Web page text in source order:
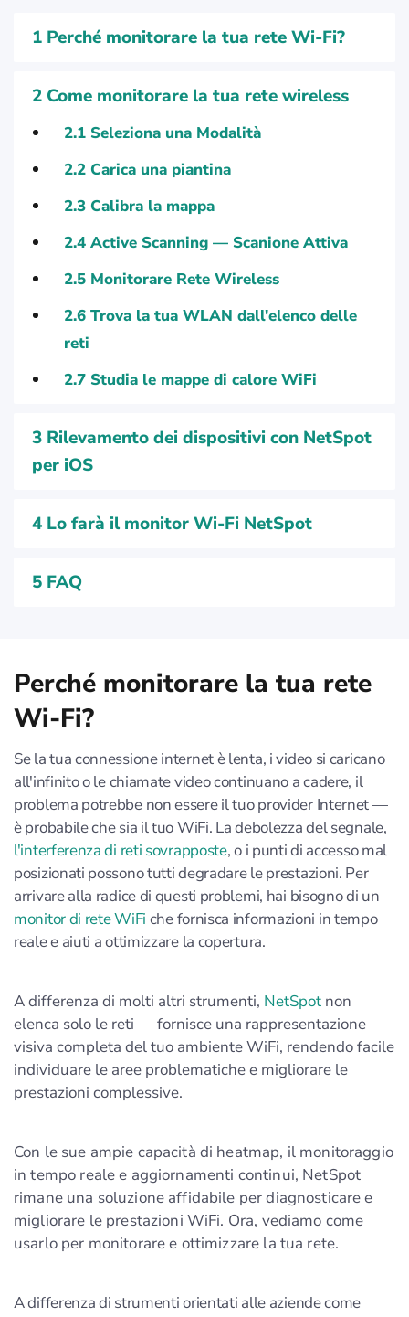
1 Perché monitorare la tua rete Wi-Fi?
2 Come monitorare la tua rete wireless
2.1 Seleziona una Modalità
2.2 Carica una piantina
2.3 Calibra la mappa
2.4 Active Scanning — Scanione Attiva
2.5 Monitorare Rete Wireless
2.6 Trova la tua WLAN dall'elenco delle
reti
2.7 Studia le mappe di calore WiFi
3 Rilevamento dei dispositivi con NetSpot
per iOS
4 Lo farà il monitor Wi-Fi NetSpot
5 FAQ
Perché monitorare la tua rete
Wi-Fi?
Se la tua connessione internet è lenta, i video si caricano
all'infinito o le chiamate video continuano a cadere, il
problema potrebbe non essere il tuo provider Internet —
è probabile che sia il tuo WiFi. La debolezza del segnale,
l'interferenza di reti sovrapposte, o i punti di accesso mal
posizionati possono tutti degradare le prestazioni. Per
arrivare alla radice di questi problemi, hai bisogno di un
monitor di rete WiFi che fornisca informazioni in tempo
reale e aiuti a ottimizzare la copertura.
A differenza di molti altri strumenti, NetSpot non
elenca solo le reti — fornisce una rappresentazione
visiva completa del tuo ambiente WiFi, rendendo facile
individuare le aree problematiche e migliorare le
prestazioni complessive.
Con le sue ampie capacità di heatmap, il monitoraggio
in tempo reale e aggiornamenti continui, NetSpot
rimane una soluzione affidabile per diagnosticare e
migliorare le prestazioni WiFi. Ora, vediamo come
usarlo per monitorare e ottimizzare la tua rete.
A differenza di strumenti orientati alle aziende come